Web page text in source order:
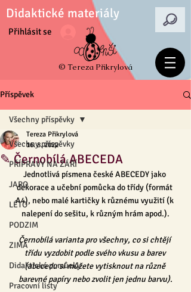
Didaktické materiály
Přihlásit se
© Tereza Přikrylová
Příspěvek
Všechny příspěvky
PŘÍPRAVY NA ZÁŘÍ
JARO
LÉTO
PODZIM
ZIMA
Didaktické pomůcky
Pracovní listy
Všechny příspěvky
✎ Černobílá ABECEDA
Tereza Přikrylová
16. 8. 2022
Jednotlivá písmena české ABECEDY jako
dekorace a učební pomůcka do třídy (formát
A4), nebo malé kartičky k různému využití (k
nalepení do sešitu, k různým hrám apod.).
Černobílá varianta pro všechny, co si chtějí
třídu vyzdobit podle svého vkusu a barev
(abecedu si můžete vytisknout na různě
barevné papíry nebo zvolit jen jednu barvu).